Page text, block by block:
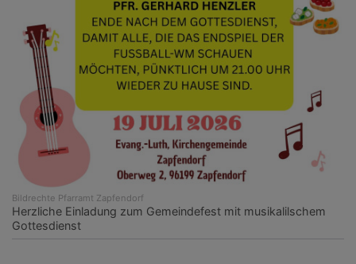
Bildrechte Pfarramt Zapfendorf
Herzliche Einladung zum Gemeindefest mit musikalilschem
Gottesdienst